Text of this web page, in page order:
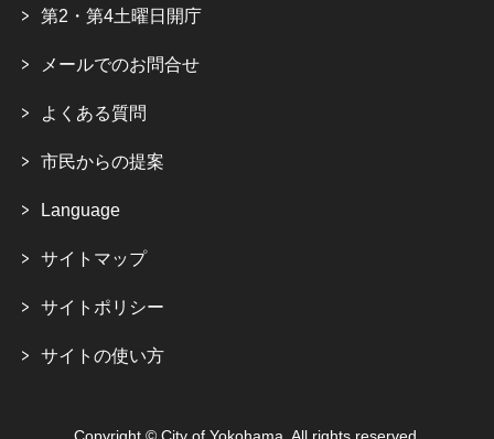
第2・第4土曜日開庁
メールでのお問合せ
よくある質問
市民からの提案
Language
サイトマップ
サイトポリシー
サイトの使い方